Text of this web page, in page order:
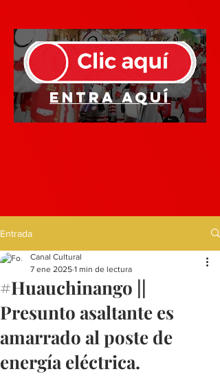
Entra aquí
Entrada
#Huauchinango ||
Presunto asaltante es
amarrado al poste de
energía eléctrica.
Canal Cultural
7 ene 2025 1 min de lectura